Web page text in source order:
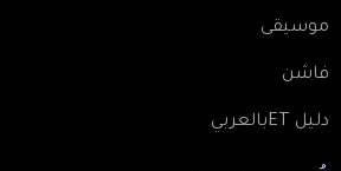
موسيقى
فاشن
دليل ETبالعربي